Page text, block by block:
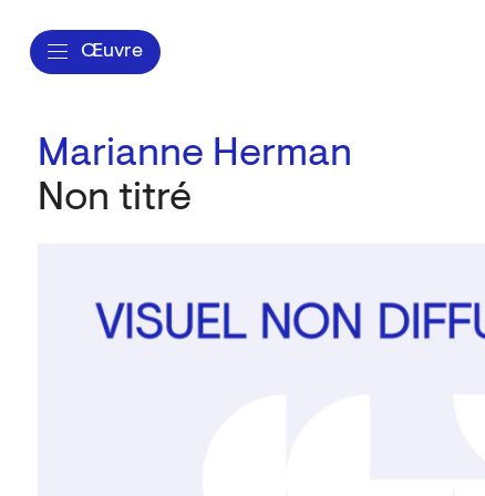
Œuvre
Marianne Herman
Non titré